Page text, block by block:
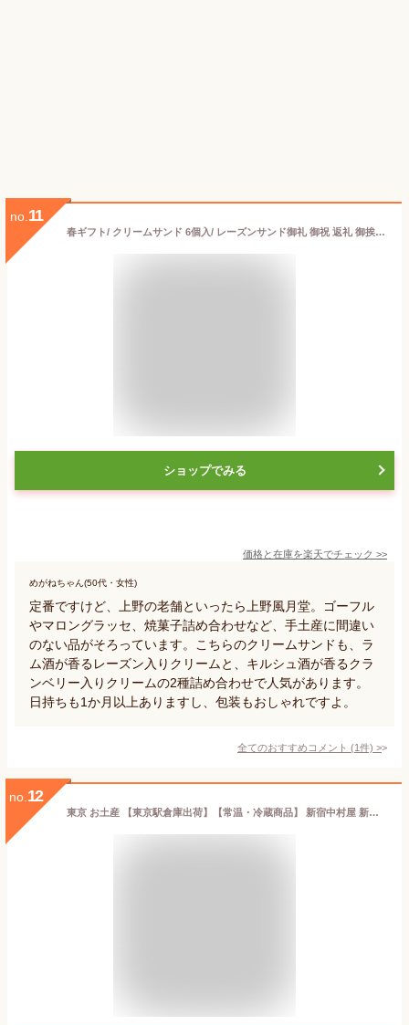
no. 11
春ギフト/ クリームサンド 6個入/ レーズンサンド御礼 御祝 返礼 御挨拶 焼き菓子 菓子折り 粗品 ギフト お菓子 洋菓子 スイーツ 内祝 個包装 詰め合わせ あす楽
ショップでみる
価格と在庫を楽天でチェック >>
めがねちゃん(50代・女性)
定番ですけど、上野の老舗といったら上野風月堂。ゴーフル
やマロングラッセ、焼菓子詰め合わせなど、手土産に間違い
のない品がそろっています。こちらのクリームサンドも、ラ
ム酒が香るレーズン入りクリームと、キルシュ酒が香るクラ
ンベリー入りクリームの2種詰め合わせで人気があります。
日持ちも1か月以上ありますし、包装もおしゃれですよ。
全てのおすすめコメント (1件) >
no. 12
東京 お土産 【東京駅倉庫出荷】【常温・冷蔵商品】 新宿中村屋 新宿カリーあられ 8袋入 おみやげ 東京土産 東京みやげ せんべい お菓子 和菓子 煎餅 贈答用 お中元 御中元 お歳暮 御歳暮 内祝い お取り寄せ ギフト プレゼント のし不可